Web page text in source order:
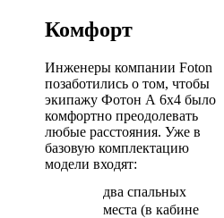
Комфорт
Инженеры компании Foton
позаботились о том, чтобы
экипажу Фотон А 6x4 было
комфортно преодолевать
любые расстояния. Уже в
базовую комплектацию
модели входят:
два спальных
места (в кабине